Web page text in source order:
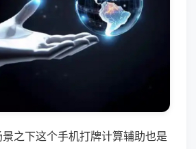
之下这个手机打牌计算辅助也是